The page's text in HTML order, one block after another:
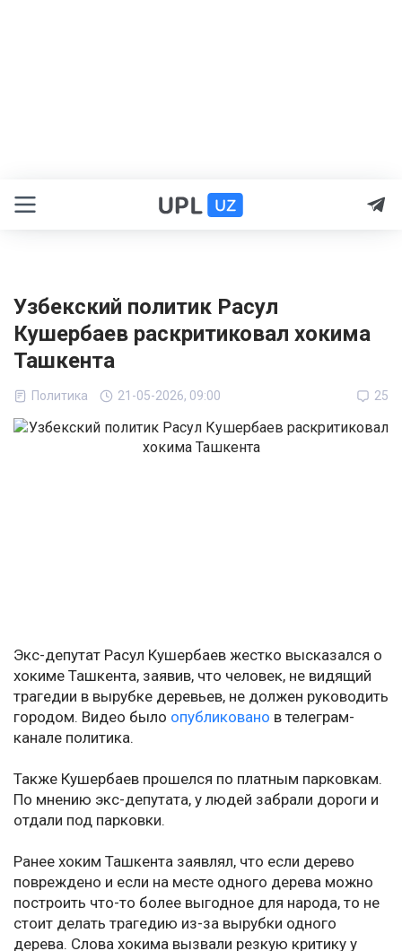
Узбекский политик Расул
Кушербаев раскритиковал хокима
Ташкента
Политика 21-05-2026, 09:00 25
Экс-депутат Расул Кушербаев жестко высказался о
хокиме Ташкента, заявив, что человек, не видящий
трагедии в вырубке деревьев, не должен руководить
городом. Видео было опубликовано в телеграм-
канале политика.
Также Кушербаев прошелся по платным парковкам.
По мнению экс-депутата, у людей забрали дороги и
отдали под парковки.
Ранее хоким Ташкента заявлял, что если дерево
повреждено и если на месте одного дерева можно
построить что-то более выгодное для народа, то не
стоит делать трагедию из-за вырубки одного
дерева. Слова хокима вызвали резкую критику у